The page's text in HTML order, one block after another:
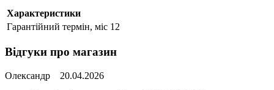
Характеристики
Гарантійний термін, міс 12
Відгуки про магазин
Олександр
20.04.2026